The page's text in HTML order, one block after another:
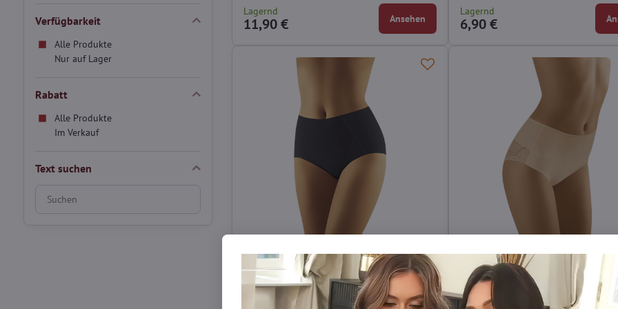
Lagernd
11,90 € Ansehen
Lagernd
6,90 €
Formendes Höschen SUPERIA Wolbar
SUPERIA-Höschen bestehen aus hochwertigen
Fasern, die eine perfekte Verschlankung von Bauch
und Hüften garantieren.
Formendes Höschen mit Spitze
MISTERIA Wolbar
Das formende Höschen MISTERIA strafft
Verfügbarkeit
Alle Produkte
Nur auf Lager
Rabatt
Alle Produkte
Im Verkauf
Text suchen
Suchfilterergebnisse